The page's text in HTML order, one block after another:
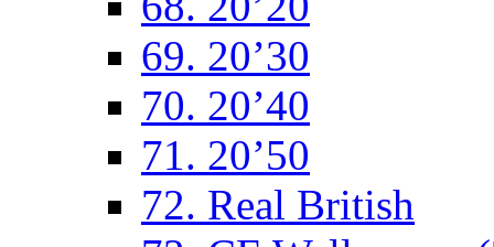
69. 20’30
70. 20’40
71. 20’50
72. Real British